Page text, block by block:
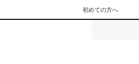
初めての方へ